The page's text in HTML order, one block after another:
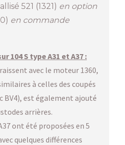
521 (1321) en option
en commande
104 S type A31 et A37 :
avec le moteur 1360,
à celles des coupés
BV4), est également ajouté
arrières.
ont été proposées en 5
quelques différences